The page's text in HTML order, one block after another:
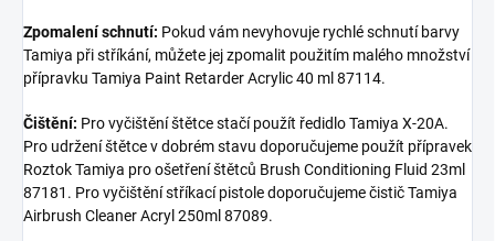
Zpomalení schnutí: Pokud vám nevyhovuje rychlé schnutí barvy
Tamiya při stříkání, můžete jej zpomalit použitím malého množství
přípravku Tamiya Paint Retarder Acrylic 40 ml 87114.
Čištění: Pro vyčištění štětce stačí použít ředidlo Tamiya X-20A.
Pro udržení štětce v dobrém stavu doporučujeme použít přípravek
Roztok Tamiya pro ošetření štětců Brush Conditioning Fluid 23ml
87181. Pro vyčištění stříkací pistole doporučujeme čistič Tamiya
Airbrush Cleaner Acryl 250ml 87089.